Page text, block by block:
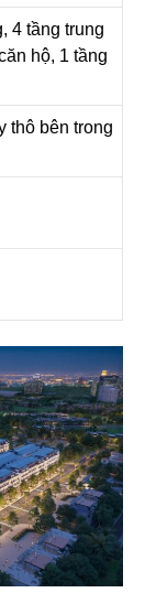
4 tầng trung
hộ, 1 tầng
thô bên trong